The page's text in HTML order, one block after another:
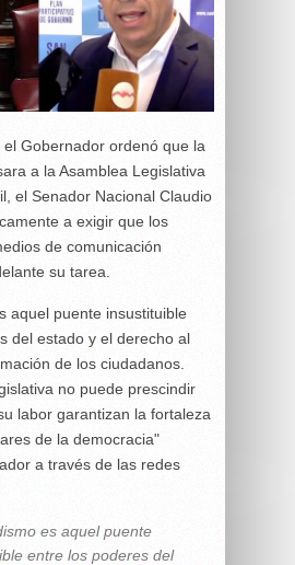
Gobernador ordenó que la
a la Asamblea Legislativa
el Senador Nacional Claudio
a exigir que los
de comunicación
su tarea.
aquel puente insustituible
del estado y el derecho al
de los ciudadanos.
no puede prescindir
labor garantizan la fortaleza
de la democracia"
a través de las redes
es aquel puente
entre los poderes del